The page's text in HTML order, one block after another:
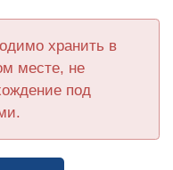
хранить в
месте, не
под